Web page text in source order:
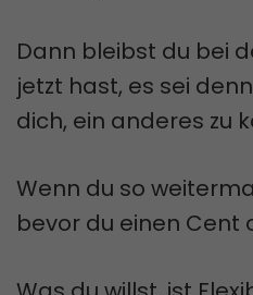
Dann bleibst du bei
jetzt hast, es sei
dich, ein anderes zu
Wenn du so
bevor du einen Cent